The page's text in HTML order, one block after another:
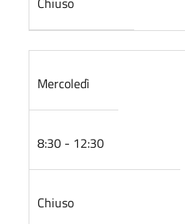
Mercoledì
8:30 - 12:30
Chiuso